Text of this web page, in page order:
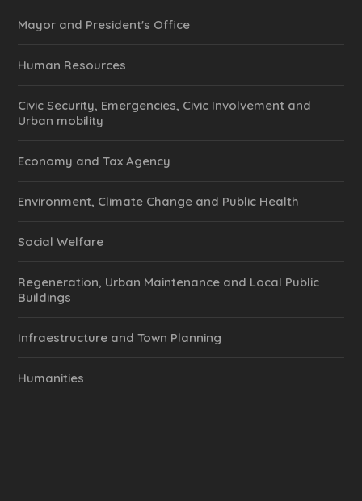
Mayor and President's Office
Human Resources
Civic Security, Emergencies, Civic Involvement and
Urban mobility
Economy and Tax Agency
Environment, Climate Change and Public Health
Social Welfare
Regeneration, Urban Maintenance and Local Public
Buildings
Infraestructure and Town Planning
Humanities